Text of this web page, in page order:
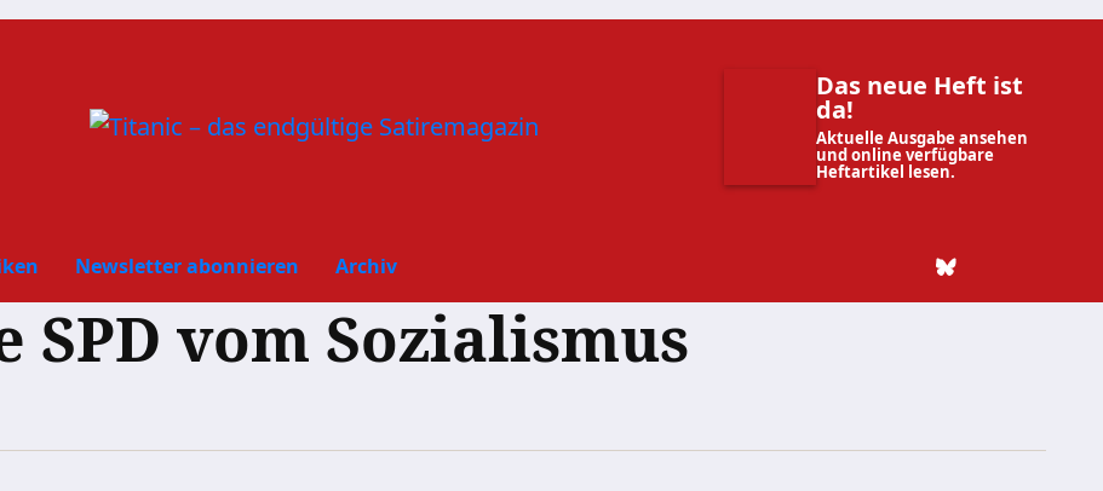
Das neue Heft ist
da!
Aktuelle Ausgabe ansehen
und online verfügbare
Heftartikel lesen.
Newsletter abonnieren Archiv
SPD vom Sozialismus